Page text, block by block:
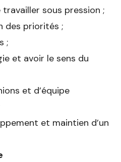
sous pression ;
des priorités ;
;
et avoir le sens du
et d’équipe
et maintien d’un